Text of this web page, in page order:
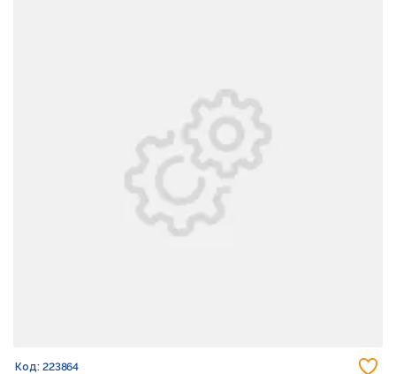
Код: 223864